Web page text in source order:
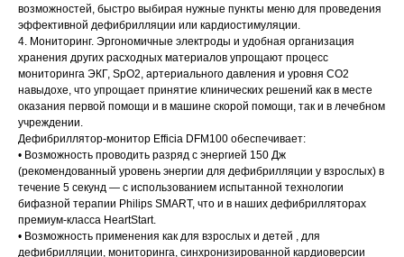
возможностей, быстро выбирая нужные пункты меню для проведения
эффективной дефибрилляции или кардиостимуляции.
4. Мониторинг. Эргономичные электроды и удобная организация
хранения других расходных материалов упрощают процесс
мониторинга ЭКГ, SpO2, артериального давления и уровня CO2
навыдохе, что упрощает принятие клинических решений как в месте
оказания первой помощи и в машине скорой помощи, так и в лечебном
учреждении.
Дефибриллятор-монитор Efficia DFM100 обеспечивает:
• Возможность проводить разряд с энергией 150 Дж
(рекомендованный уровень энергии для дефибрилляции у взрослых) в
течение 5 секунд — с использованием испытанной технологии
бифазной терапии Philips SMART, что и в наших дефибрилляторах
премиум-класса HeartStart.
• Возможность применения как для взрослых и детей , для
дефибрилляции, мониторинга, синхронизированной кардиоверсии